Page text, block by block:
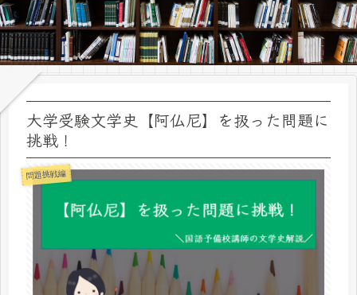
大学受験文学史【阿仏尼】を扱った問題に
挑戦！
問題挑戦編